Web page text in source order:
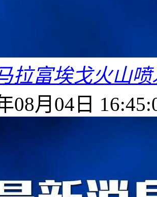
拉富埃戈火山
08月04日